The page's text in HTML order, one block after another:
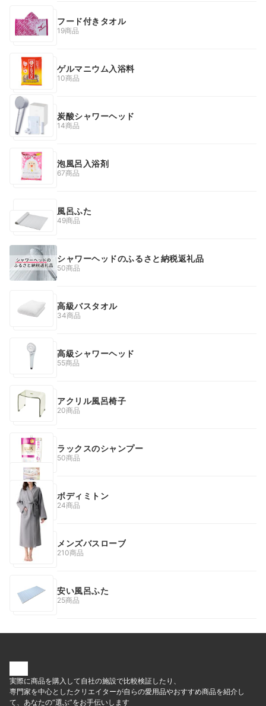
フード付きタオル
19商品
ゲルマニウム入浴料
10商品
炭酸シャワーヘッド
14商品
泡風呂入浴剤
67商品
風呂ふた
49商品
シャワーヘッドのふるさと納税返礼品
50商品
高級バスタオル
34商品
高級シャワーヘッド
55商品
アクリル風呂椅子
20商品
ラックスのシャンプー
50商品
ボディミトン
24商品
メンズバスローブ
210商品
安い風呂ふた
25商品
実際に商品を購入して自社の施設で比較検証したり、
専門家を中心としたクリエイターが自らの愛用品やおすすめ商品を紹介し
て、あなたの“選ぶ”をお手伝いします